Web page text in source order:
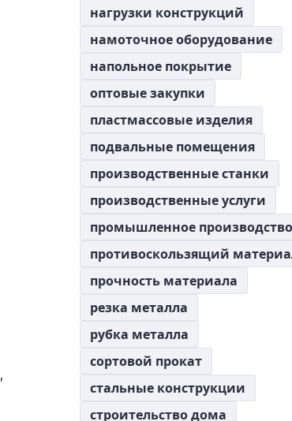
нагрузки конструкций
намоточное оборудование
напольное покрытие
оптовые закупки
пластмассовые изделия
подвальные помещения
производственные станки
производственные услуги
промышленное производство
противоскользящий
прочность материала
резка металла
рубка металла
сортовой прокат
стальные конструкции
строительство дома